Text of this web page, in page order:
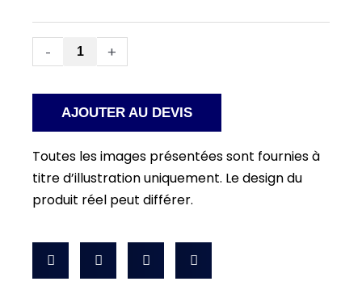
-
les
+
AJOUTER AU DEVIS
Toutes les images présentées sont fournies à
titre d’illustration uniquement. Le design du
produit réel peut différer.